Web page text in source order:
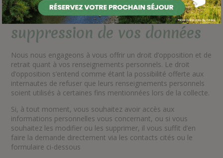
modification et de
suppression de vos données
Nous nous engageons à vous offrir un droit d’opposition et de
retrait quant à vos renseignements personnels. Le droit
d’opposition s’entend comme étant la possibilité offerte aux
internautes de refuser que leurs renseignements personnels
soient utilisés à certaines fins mentionnées lors de la collecte.
Si, à tout moment, vous souhaitez avoir accès aux
informations personnelles vous concernant, ou si vous
souhaitez les modifier ou les supprimer, il vous suffit d’en
faire la demande directement via les contacts cités ou le
formulaire ci-dessous